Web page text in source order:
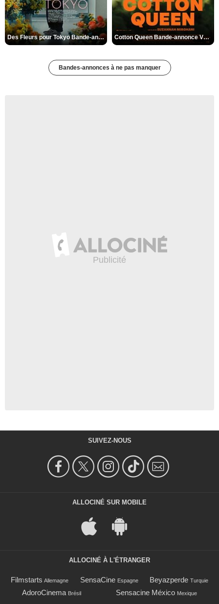
Des Fleurs pour Tokyo Bande-annonce VO STFR Cotton Queen Bande-annonce VO STFR
Bandes-annonces à ne pas manquer
SUIVEZ-NOUS
ALLOCINÉ SUR MOBILE
ALLOCINÉ À L'ÉTRANGER
Filmstarts Allemagne SensaCine Espagne Beyazperde Turquie
AdoroCinema Brésil Sensacine México Mexique